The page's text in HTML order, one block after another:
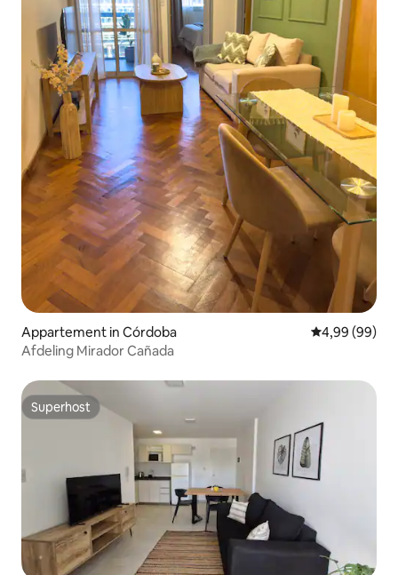
Appartement in Córdoba Gemiddelde
4,99 (99)
Afdeling Mirador Cañada
Superhost
Superhost